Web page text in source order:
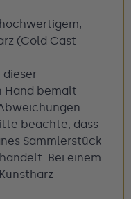
(Cold Cast
dieser
Hand bemalt
beachte, dass
Sammlerstück
Bei einem